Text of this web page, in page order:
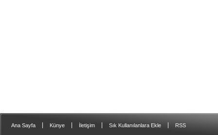
Ana Sayfa Künye İletişim Sık Kullanılanlara Ekle RSS